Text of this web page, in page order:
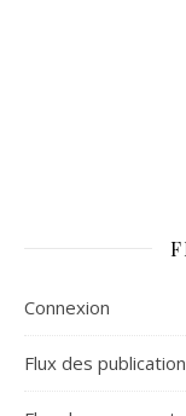
Connexion
Flux des